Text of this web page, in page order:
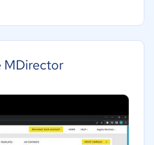
MDirector